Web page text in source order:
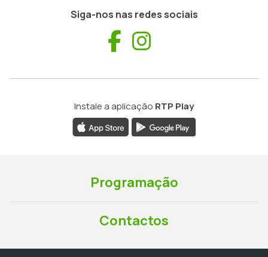
Siga-nos nas redes sociais
Facebook
Instale a aplicação RTP Play
Programação
Contactos